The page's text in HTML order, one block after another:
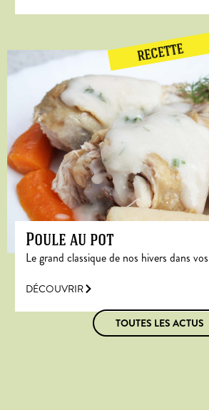
RECETTE
Poule au pot
Le grand classique de nos hivers dans vos
DÉCOUVRIR
TOUTES LES ACTUS